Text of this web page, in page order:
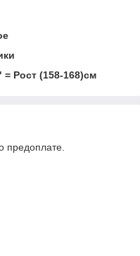
= Рост (158-168)см
предоплате.